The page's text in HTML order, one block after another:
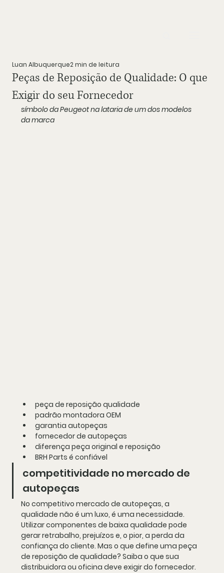
Peças de Reposição de Qualidade: O que
Exigir do seu Fornecedor
Luan Albuquerque2 min de leitura
símbolo da Peugeot na lataria de um dos modelos
da marca
peça de reposição qualidade
padrão montadora OEM
garantia autopeças
fornecedor de autopeças
diferença peça original e reposição
BRH Parts é confiável
competitividade no mercado de
autopeças
No competitivo mercado de autopeças, a
qualidade não é um luxo, é uma necessidade.
Utilizar componentes de baixa qualidade pode
gerar retrabalho, prejuízos e, o pior, a perda da
confiança do cliente. Mas o que define uma peça
de reposição de qualidade? Saiba o que sua
distribuidora ou oficina deve exigir do fornecedor.